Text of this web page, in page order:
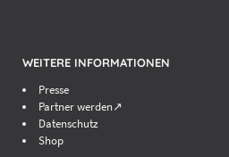
WEITERE INFORMATIONEN
Presse
Partner werden↗
Datenschutz
Shop